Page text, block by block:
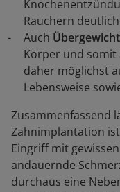
Rauchern
Auch Übergewicht
Körper und somit
daher möglichst
Lebensweise
Zusammenfassend
Zahnimplantation
Eingriff mit
andauernde
durchaus eine